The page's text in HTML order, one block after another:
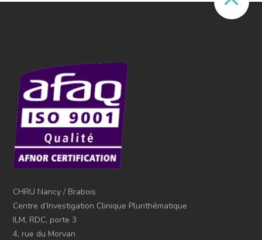
CHRU Nancy / Brabois
Centre d’Investigation Clinique Plurithématique
ILM, RDC, porte 3
4, rue du Morvan